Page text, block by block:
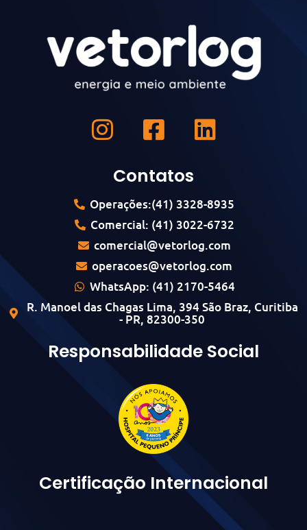
Contatos
Operações:(41) 3328-8935
Comercial: (41) 3022-6732
comercial@vetorlog.com
operacoes@vetorlog.com
WhatsApp: (41) 2170-5464
R. Manoel das Chagas Lima, 394 São Braz, Curitiba
- PR, 82300-350
Responsabilidade Social
Certificação Internacional